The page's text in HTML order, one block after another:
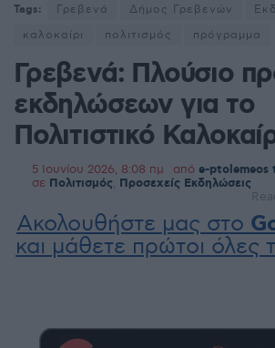
Tags: Γρεβενά Δήμος Γρεβενών
καλοκαίρι
πολιτισμός πρόγραμμα
Γρεβενά: Πλούσιο
εκδηλώσεων για το
Πολιτιστικό
5 Ιουνίου 2026, 8:08 πμ από e-ptolemeos
σε Πολιτισμός Προσεχείς Εκδηλώσεις
Ακολουθήστε μας στο
και μάθετε πρώτοι όλες